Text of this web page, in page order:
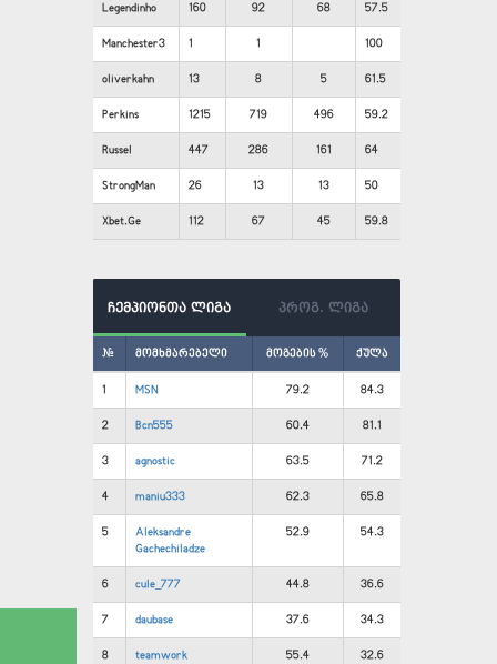
Legendinho 160 92 68 57.5
Manchester3 1 1 100
oliverkahn 13 8 5 61.5
Perkins 1215 719 496 59.2
Russel 447 286 161 64
StrongMan 26 13 13 50
Xbet.Ge 112 67 45 59.8
ჩემპიონთა ლიგა პროგ. ლიგა
# მომხმარებელი მოგების % ქულა
1 MSN 79.2 84.3
2 Bcn555 60.4 81.1
3 agnostic 63.5 71.2
4 maniu333 62.3 65.8
5
Aleksandre
Gachechiladze
52.9 54.3
6 cule_777 44.8 36.6
7 daubase 37.6 34.3
8 teamwork 55.4 32.6